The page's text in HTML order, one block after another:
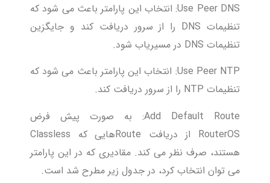
Use Peer DNS: انتخاب این پارامتر باعث می شود که
تنظیمات DNS را از سرور دریافت کند و جایگزین
تنظیمات DNS در مسیریاب شود.
Use Peer NTP: انتخاب این پارامتر باعث می شود که
تنظیمات NTP را از سرور دریافت کند.
Add Default Route: به صورت پیش فرض
RouterOS از دریافت Routeهایی که Classless
هستند، صرف نظر می کند. مقادیری که در این پارامتر
می توان انتخاب کرد، در جدول زیر مطرح شد است.